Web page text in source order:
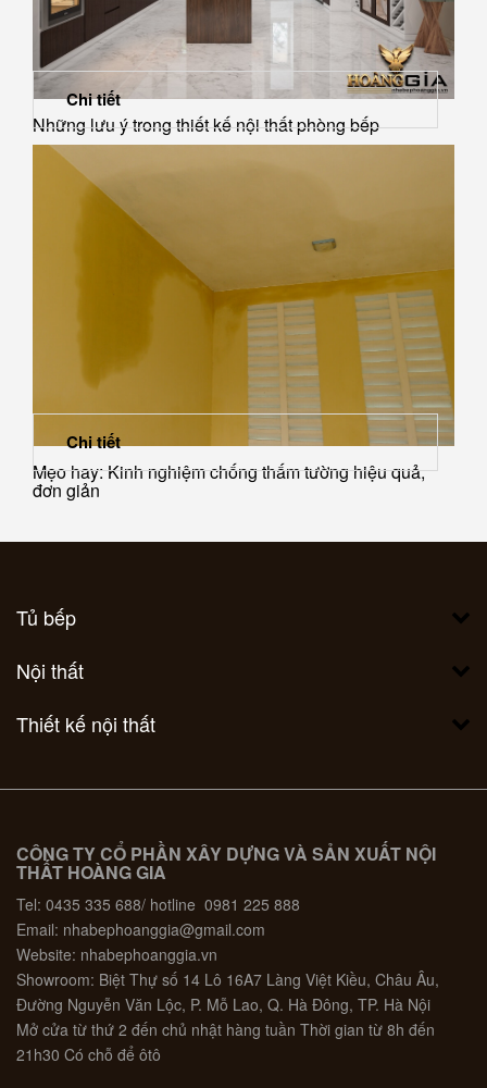
Những lưu ý trong thiết kế nội thất phòng bếp
Chi tiết
Mẹo hay: Kinh nghiệm chống thấm tường hiệu quả,
đơn giản
Chi tiết
Tủ bếp
Nội thất
Thiết kế nội thất
CÔNG TY CỔ PHẦN XÂY DỰNG VÀ SẢN XUẤT NỘI
THẤT HOÀNG GIA
Tel: 0435 335 688/ hotline 0981 225 888
Email: nhabephoanggia@gmail.com
Website: nhabephoanggia.vn
Showroom: Biệt Thự số 14 Lô 16A7 Làng Việt Kiều, Châu Âu,
Đường Nguyễn Văn Lộc, P. Mỗ Lao, Q. Hà Đông, TP. Hà Nội
Mở cửa từ thứ 2 đến chủ nhật hàng tuần Thời gian từ 8h đến
21h30 Có chỗ để ôtô